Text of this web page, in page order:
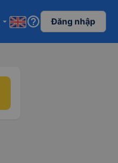
arrow_drop_down help_outline Đăng nhập